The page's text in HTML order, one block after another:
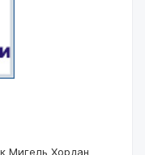
Мигель Хордан